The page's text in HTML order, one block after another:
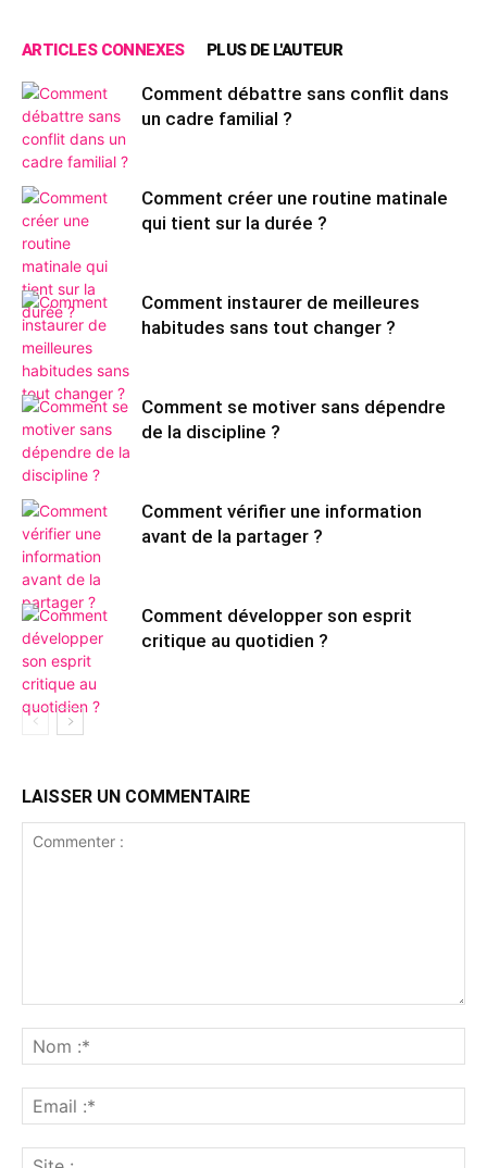
ARTICLES CONNEXES PLUS DE L'AUTEUR
Comment débattre sans conflit dans
un cadre familial ?
Comment créer une routine matinale
qui tient sur la durée ?
Comment instaurer de meilleures
habitudes sans tout changer ?
Comment se motiver sans dépendre
de la discipline ?
Comment vérifier une information
avant de la partager ?
Comment développer son esprit
critique au quotidien ?
LAISSER UN COMMENTAIRE